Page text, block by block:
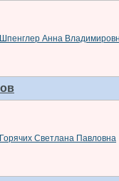
Шпенглер Анна
Горячих Светлана Павловна